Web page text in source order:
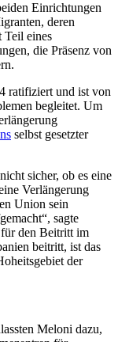
Einrichtungen
deren
Teil eines
die Präsenz von
ratifiziert und ist von
begleitet. Um
selbst gesetzter
sicher, ob es eine
Verlängerung
Union sein
sagte
den Beitritt im
beitritt, ist das
der
Meloni dazu,